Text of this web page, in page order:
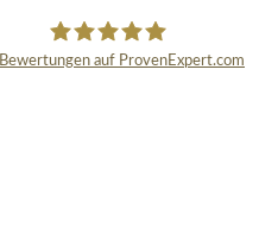
Bewertungen auf ProvenExpert.com